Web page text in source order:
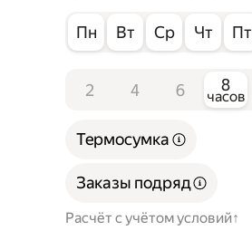
Пн Вт Ср Чт Пт
2 4 6 8
часов
Расчёт с учётом условий
Термосумка
Заказы подряд